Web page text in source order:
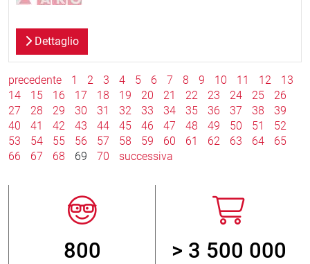
Dettaglio
precedente 1 2 3 4 5 6 7 8 9 10 11 12
13
14
15 16 17 18 19 20 21 22 23 24 25
26
27
28 29 30 31 32 33 34 35 36 37 38
39
40
41 42 43 44 45 46 47 48 49 50 51
52
53
54 55 56 57 58 59 60 61 62 63 64
65
66
67 68 69 70 successiva
800 > 3 500 000